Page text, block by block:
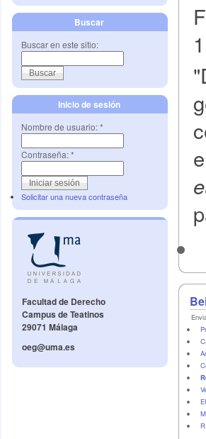
Buscar
Buscar en este sitio:
Inicio de sesión
Nombre de usuario:*
Contraseña:*
Solicitar una nueva contraseña
Facultad de Derecho
Campus de Teatinos
29071 Málaga
oeg@uma.es